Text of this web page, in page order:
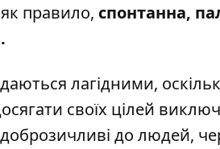
правило, спонтанна,
лагідними,
своїх цілей
до людей,